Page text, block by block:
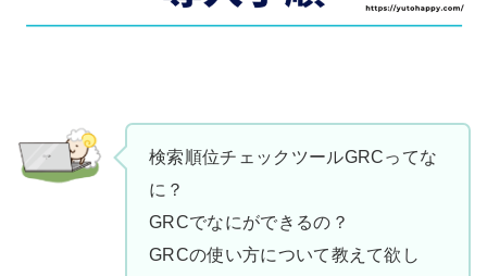
検索順位チェックツールGRCってな
に？
GRCでなにができるの？
GRCの使い方について教えて欲し